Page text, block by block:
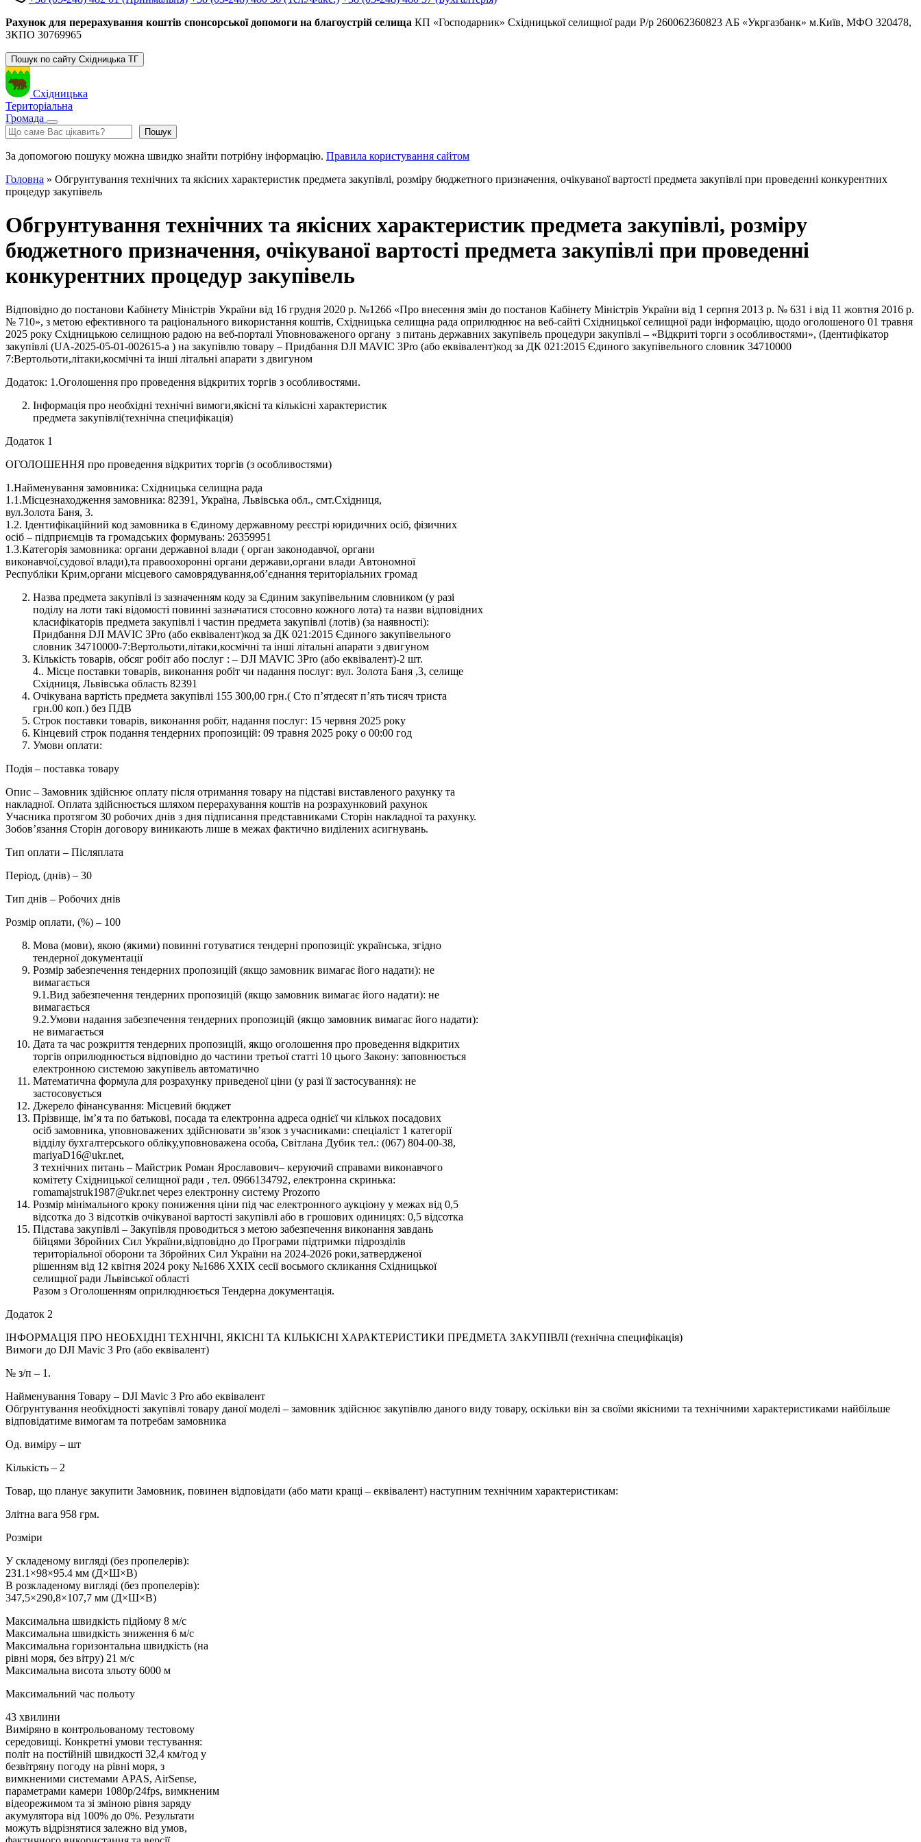
Рахунок для перерахування коштів спонсорської допомоги на благоустрій селища КП «Господарник» Східницької селищної ради Р/р 260062360823 АБ «Укргазбанк» м.Київ, МФО 320478,
ЗКПО 30769965
Пошук по сайту Східницька ТГ
Східницька
Територіальна
Громада
Пошук
Пошук
За допомогою пошуку можна швидко знайти потрібну інформацію. Правила користування сайтом
Головна » Обгрунтування технічних та якісних характеристик предмета закупівлі, розміру бюджетного призначення, очікуваної вартості предмета закупівлі при проведенні конкурентних
процедур закупівель
Обгрунтування технічних та якісних характеристик предмета закупівлі, розміру
бюджетного призначення, очікуваної вартості предмета закупівлі при проведенні
конкурентних процедур закупівель
Відповідно до постанови Кабінету Міністрів України від 16 грудня 2020 р. №1266 «Про внесення змін до постанов Кабінету Міністрів України від 1 серпня 2013 р. № 631 і від 11 жовтня 2016 р.
№ 710», з метою ефективного та раціонального використання коштів, Східницька селищна рада оприлюднює на веб-сайті Східницької селищної ради інформацію, щодо оголошеного 01 травня
2025 року Східницькою селищною радою на веб-порталі Уповноваженого органу з питань державних закупівель процедури закупівлі – «Відкриті торги з особливостями», (Ідентифікатор
закупівлі (UA-2025-05-01-002615-а ) на закупівлю товару – Придбання DJI MAVIC 3Pro (або еквівалент)код за ДК 021:2015 Єдиного закупівельного словник 34710000
7:Вертольоти,літаки,космічні та інші літальні апарати з двигуном
Додаток: 1.Оголошення про проведення відкритих торгів з особливостями.
Інформація про необхідні технічні вимоги,якісні та кількісні характеристик
предмета закупівлі(технічна специфікація)
Додаток 1
ОГОЛОШЕННЯ про проведення відкритих торгів (з особливостями)
1.Найменування замовника: Східницька селищна рада
1.1.Місцезнаходження замовника: 82391, Україна, Львівська обл., смт.Східниця,
вул.Золота Баня, 3.
1.2. Ідентифікаційний код замовника в Єдиному державному реєстрі юридичних осіб, фізичних
осіб – підприємців та громадських формувань: 26359951
1.3.Категорія замовника: органи державноі влади ( орган законодавчої, органи
виконавчої,судової влади),та правоохоронні органи держави,органи влади Автономної
Республіки Крим,органи місцевого самоврядування,об’єднання територіальних громад
Назва предмета закупівлі із зазначенням коду за Єдиним закупівельним словником (у разі
поділу на лоти такі відомості повинні зазначатися стосовно кожного лота) та назви відповідних
класифікаторів предмета закупівлі і частин предмета закупівлі (лотів) (за наявності):
Придбання DJI MAVIC 3Pro (або еквівалент)код за ДК 021:2015 Єдиного закупівельного
словник 34710000-7:Вертольоти,літаки,космічні та інші літальні апарати з двигуном
Кількість товарів, обсяг робіт або послуг : – DJI MAVIC 3Pro (або еквівалент)-2 шт.
4.. Місце поставки товарів, виконання робіт чи надання послуг: вул. Золота Баня ,3, селище
Східниця, Львівська область 82391
Очікувана вартість предмета закупівлі 155 300,00 грн.( Сто п’ятдесят п’ять тисяч триста
грн.00 коп.) без ПДВ
Строк поставки товарів, виконання робіт, надання послуг: 15 червня 2025 року
Кінцевий строк подання тендерних пропозицій: 09 травня 2025 року о 00:00 год
Умови оплати:
Подія – поставка товару
Опис – Замовник здійснює оплату після отримання товару на підставі виставленого рахунку та
накладної. Оплата здійснюється шляхом перерахування коштів на розрахунковий рахунок
Учасника протягом 30 робочих днів з дня підписання представниками Сторін накладної та рахунку.
Зобов’язання Сторін договору виникають лише в межах фактично виділених асигнувань.
Тип оплати – Післяплата
Період, (днів) – 30
Тип днів – Робочих днів
Розмір оплати, (%) – 100
Мова (мови), якою (якими) повинні готуватися тендерні пропозиції: українська, згідно
тендерної документації
Розмір забезпечення тендерних пропозицій (якщо замовник вимагає його надати): не
вимагається
9.1.Вид забезпечення тендерних пропозицій (якщо замовник вимагає його надати): не
вимагається
9.2.Умови надання забезпечення тендерних пропозицій (якщо замовник вимагає його надати):
не вимагається
Дата та час розкриття тендерних пропозицій, якщо оголошення про проведення відкритих
торгів оприлюднюється відповідно до частини третьої статті 10 цього Закону: заповнюється
електронною системою закупівель автоматично
Математична формула для розрахунку приведеної ціни (у разі її застосування): не
застосовується
Джерело фінансування: Місцевий бюджет
Прізвище, ім’я та по батькові, посада та електронна адреса однієї чи кількох посадових
осіб замовника, уповноважених здійснювати зв’язок з учасниками: спеціаліст 1 категорії
відділу бухгалтерського обліку,уповноважена особа, Світлана Дубик тел.: (067) 804-00-38,
mariyaD16@ukr.net,
З технічних питань – Майстрик Роман Ярославович– керуючий справами виконавчого
комітету Східницької селищної ради , тел. 0966134792, електронна скринька:
гоmamajstruk1987@ukr.net через електронну систему Prozorro
Розмір мінімального кроку пониження ціни під час електронного аукціону у межах від 0,5
відсотка до 3 відсотків очікуваної вартості закупівлі або в грошових одиницях: 0,5 відсотка
Підстава закупівлі – Закупівля проводиться з метою забезпечення виконання завдань
бійцями Збройних Сил України,відповідно до Програми підтримки підрозділів
територіальної оборони та Збройних Сил України на 2024-2026 роки,затвердженої
рішенням від 12 квітня 2024 року №1686 XXIX сесії восьмого скликання Східницької
селищної ради Львівської області
Разом з Оголошенням оприлюднюється Тендерна документація.
Додаток 2
ІНФОРМАЦІЯ ПРО НЕОБХІДНІ ТЕХНІЧНІ, ЯКІСНІ ТА КІЛЬКІСНІ ХАРАКТЕРИСТИКИ ПРЕДМЕТА ЗАКУПІВЛІ (технічна специфікація)
Вимоги до DJI Mavic 3 Pro (або еквівалент)
№ з/п – 1.
Найменування Товару – DJI Mavic 3 Pro або еквівалент
Обґрунтування необхідності закупівлі товару даної моделі – замовник здійснює закупівлю даного виду товару, оскільки він за своїми якісними та технічними характеристиками найбільше
відповідатиме вимогам та потребам замовника
Од. виміру – шт
Кількість – 2
Товар, що планує закупити Замовник, повинен відповідати (або мати кращі – еквівалент) наступним технічним характеристикам:
Злітна вага 958 грм.
Розміри
У складеному вигляді (без пропелерів):
231.1×98×95.4 мм (Д×Ш×В)
В розкладеному вигляді (без пропелерів):
347,5×290,8×107,7 мм (Д×Ш×В)
Максимальна швидкість підйому 8 м/с
Максимальна швидкість зниження 6 м/с
Максимальна горизонтальна швидкість (на
рівні моря, без вітру) 21 м/с
Максимальна висота зльоту 6000 м
Максимальний час польоту
43 хвилини
Виміряно в контрольованому тестовому
середовищі. Конкретні умови тестування:
політ на постійній швидкості 32,4 км/год у
безвітряну погоду на рівні моря, з
вимкненими системами APAS, AirSense,
параметрами камери 1080p/24fps, вимкненим
відеорежимом та зі зміною рівня заряду
акумулятора від 100% до 0%. Результати
можуть відрізнятися залежно від умов,